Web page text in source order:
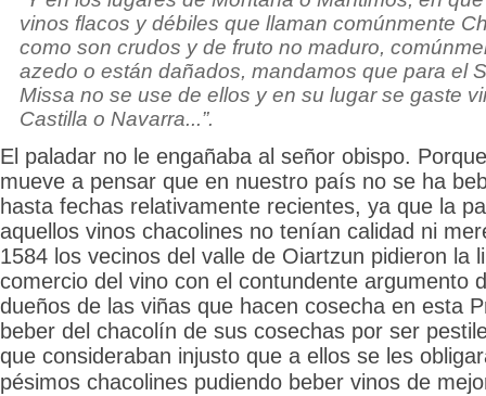
vinos flacos y débiles que llaman comúnmente
como son crudos y de fruto no maduro,
azedo o están dañados, mandamos que para el
Missa no se use de ellos y en su lugar se gaste
Castilla o Navarra...”.
El paladar no le engañaba al señor obispo.
mueve a pensar que en nuestro país no se ha
hasta fechas relativamente recientes, ya que la
aquellos vinos chacolines no tenían calidad ni
1584 los vecinos del valle de Oiartzun pidieron la
comercio del vino con el contundente argumento
dueños de las viñas que hacen cosecha en esta
beber del chacolín de sus cosechas por ser
que consideraban injusto que a ellos se les
pésimos chacolines pudiendo beber vinos de